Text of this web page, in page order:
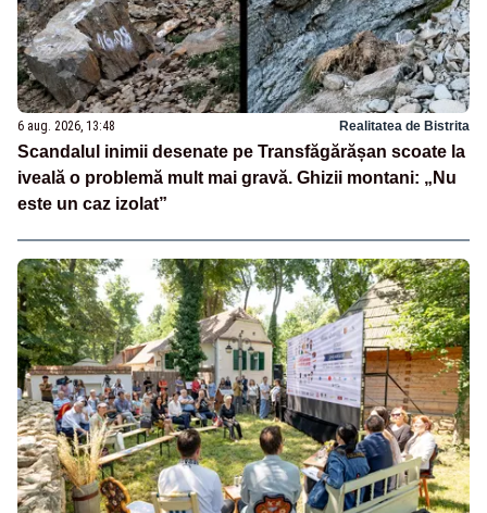
6 aug. 2026, 13:48 Realitatea de Bistrita
Scandalul inimii desenate pe Transfăgărășan scoate la
iveală o problemă mult mai gravă. Ghizii montani: „Nu
este un caz izolat”